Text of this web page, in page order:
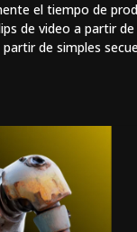
el tiempo de
de video a partir
de simples